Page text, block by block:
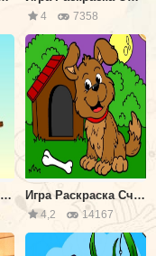
4 7358
Игра Летающая Птичка-Невеличка Игра Раскраска Счастливый Щенок
4,2 14167